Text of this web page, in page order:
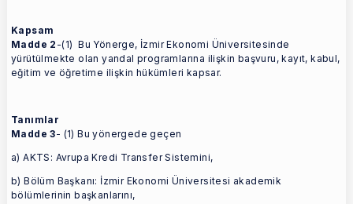
Kapsam
Madde 2 -(1) Bu Yönerge, İzmir Ekonomi Üniversitesinde
yürütülmekte olan yandal programlarına ilişkin başvuru, kayıt, kabul,
eğitim ve öğretime ilişkin hükümleri kapsar.
Tanımlar
Madde 3- (1) Bu yönergede geçen
a) AKTS: Avrupa Kredi Transfer Sistemini,
b) Bölüm Başkanı: İzmir Ekonomi Üniversitesi akademik
bölümlerinin başkanlarını,